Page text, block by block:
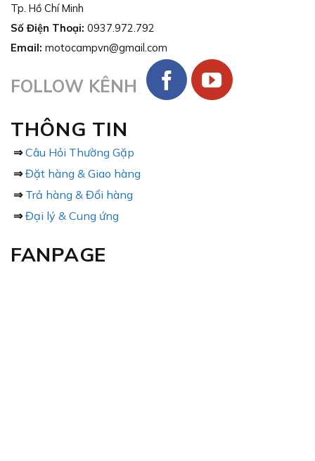
Tp. Hồ Chí Minh
Số Điện Thoại: 0937.972.792
Email: motocampvn@gmail.com
FOLLOW KÊNH
THÔNG TIN
⇒ Câu Hỏi Thường Gặp
⇒ Đặt hàng & Giao hàng
⇒ Trả hàng & Đổi hàng
⇒ Đại lý & Cung ứng
FANPAGE